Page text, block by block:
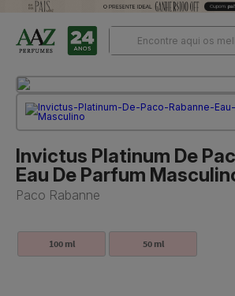
Invictus Platinum De
Eau De Parfum
Paco Rabanne
100 ml 50 ml